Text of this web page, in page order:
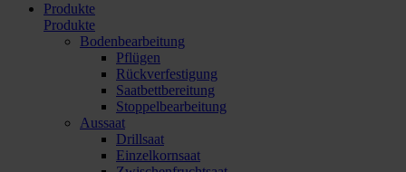
Produkte
Produkte
Bodenbearbeitung
Pflügen
Rückverfestigung
Saatbettbereitung
Stoppelbearbeitung
Aussaat
Drillsaat
Einzelkornsaat